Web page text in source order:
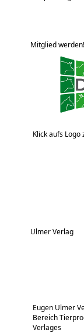
Mitglied werden!
Klick aufs
Ulmer Verlag
Eugen Ulmer
Bereich
Verlages